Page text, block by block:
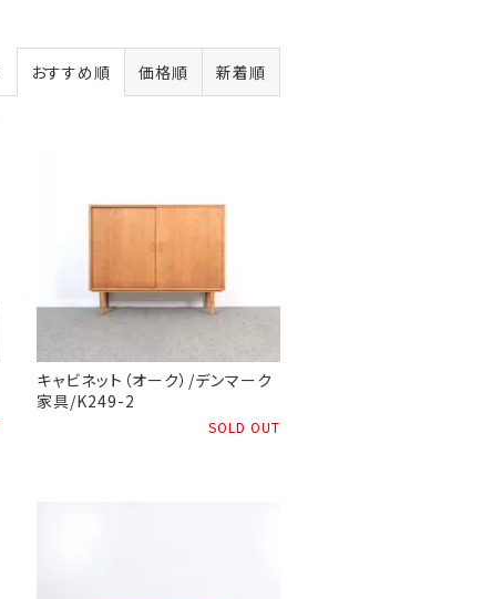
おすすめ順 価格順 新着順
キャビネット（オーク）/デンマーク
家具/K249-2
SOLD OUT